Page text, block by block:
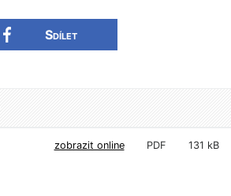
Sdílet
zobrazit online PDF 131 kB